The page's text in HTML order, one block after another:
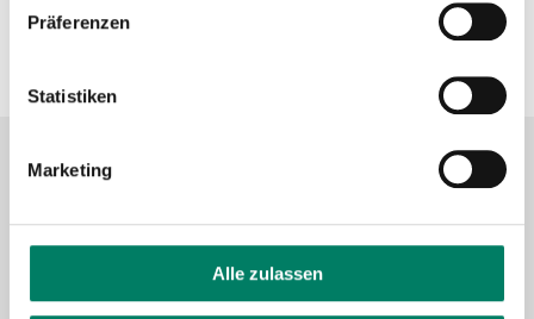
Präferenzen
Statistiken
Marketing
Alle zulassen
Kontaktformular
Schlaue Nummer